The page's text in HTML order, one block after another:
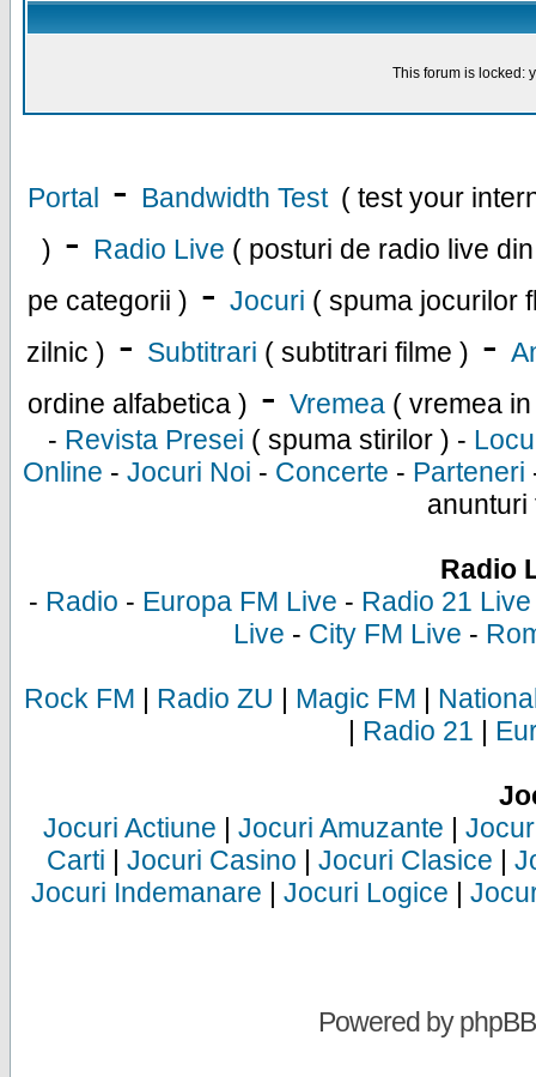
This forum is locked:
Portal - Bandwidth Test ( test your
) - Radio Live ( posturi de radio live
pe categorii ) - Jocuri ( spuma jocurilor
zilnic ) - Subtitrari ( subtitrari filme ) -
ordine alfabetica ) - Vremea ( vremea
- Revista Presei ( spuma stirilor ) -
Online - Jocuri Noi - Concerte - Parteneri
anunturi
Radio
- Radio - Europa FM Live - Radio 21 Live
Live - City FM Live -
Rock FM | Radio ZU | Magic FM |
| Radio 21 |
Jocuri Actiune | Jocuri Amuzante |
Carti | Jocuri Casino | Jocuri Clasice |
Jocuri Indemanare | Jocuri Logice |
Powered byphpBB